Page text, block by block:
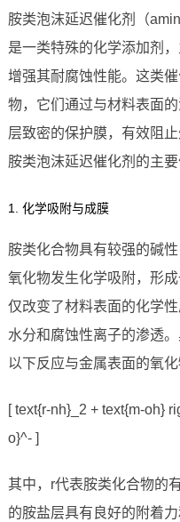
胺类泡沫延迟催化剂（
是一类特殊的化学添加剂
增强其耐腐蚀性能。这类
物，它们通过与材料表面
层致密的保护膜，有效阻
胺类泡沫延迟催化剂的主要
1. 化学吸附与成膜
胺类化合物具有较强的碱
氧化物发生化学吸附，形
仅改变了材料表面的化学
水分和腐蚀性离子的渗透
以下反应与金属表面的氧化
[ text{r-nh}_2 + text{m-oh}
o}^- ]
其中，r代表胺类化合物的
的胺盐层具有良好的附着